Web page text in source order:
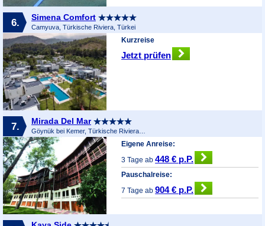
6. Simena Comfort
Camyuva, Türkische Riviera, Türkei
Kurzreise
Jetzt prüfen
7. Mirada Del Mar
Göynük bei Kemer, Türkische Riviera, Türkei
Eigene Anreise:
3 Tage ab448 € p.P.
Pauschalreise:
7 Tage ab904 € p.P.